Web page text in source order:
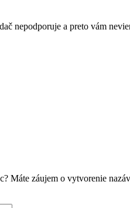
nepodporuje a preto vám
Máte záujem o vytvorenie